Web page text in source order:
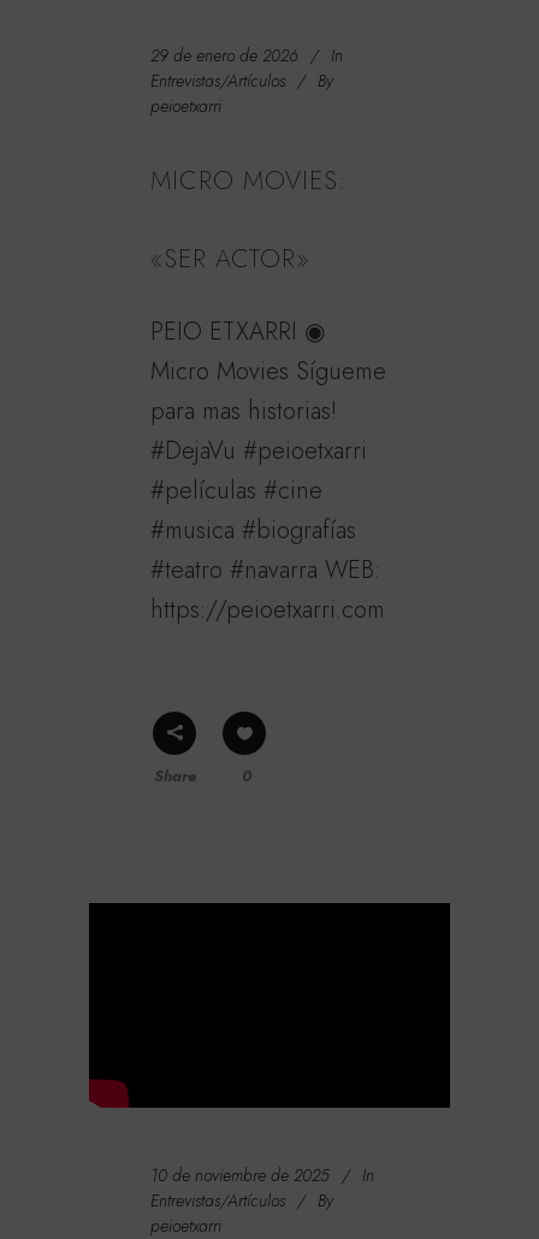
29 de enero de 2026
In
Entrevistas/Artículos
By
peioetxarri
MICRO MOVIES:
«SER ACTOR»
PEIO ETXARRI ◉
Micro Movies Sígueme
para mas historias!
#DejaVu #peioetxarri
#películas #cine
#musica #biografías
#teatro #navarra WEB:
https://peioetxarri.com
Share 0
10 de noviembre de 2025
In
Entrevistas/Artículos
By
peioetxarri